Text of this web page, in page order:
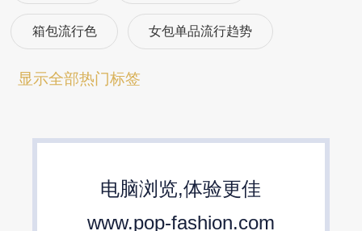
箱包流行色 女包单品流行趋势
箱包流行趋势预测
显示全部热门标签
电脑浏览,体验更佳
www.pop-fashion.com